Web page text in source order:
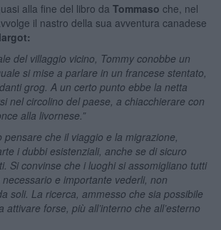
alla fine del libro da Tommaso che, nel
il nastro della sua avventura canadese
del villaggio vicino, Tommy conobbe un
si mise a parlare in un francese stentato,
grog. A un certo punto ebbe la netta
nel circolino del paese, a chiacchierare con
alla livornese.”
che il viaggio e la migrazione,
i dubbi esistenziali, anche se di sicuro
Si convinse che i luoghi si assomigliano tutti
e importante vederli, non
soli. La ricerca, ammesso che sia possibile
attivare forse, più all’interno che all’esterno